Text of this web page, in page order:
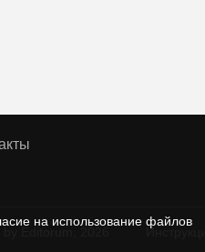
на использование файлов